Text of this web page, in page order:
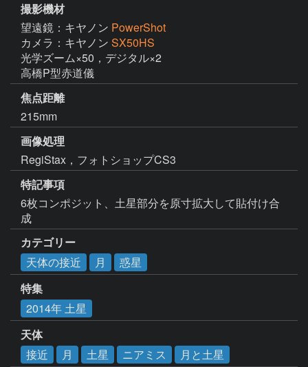
撮影機材
望遠鏡：キヤノン PowerShot
カメラ：キヤノン SX50HS
光学ズーム×50，デジタル×2
高橋P型赤道儀
焦点距離
215mm
画像処理
RegiStax，フォトショップCS3
特記事項
6枚コンポジット、土星部分を原寸拡大して貼付け合
成
カテゴリー
天体の接近
月
惑星
特集
2014年 土星
天体
接近
月 土星 ニアミス 月と土星